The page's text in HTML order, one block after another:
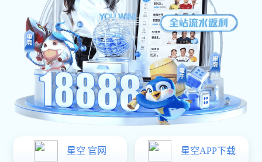
首 页>方案> 方案
xk星空体育: 2024-07-20
高端网页定制开发推广方案策略怎么写
市场分析 调研目标客户群体的特征、需求、行业痛点等 分